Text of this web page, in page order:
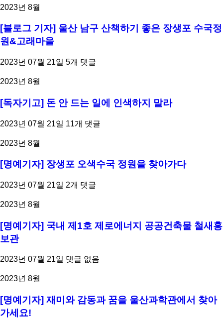
2023년 8월
[블로그 기자] 울산 남구 산책하기 좋은 장생포 수국정
원&고래마을
2023년 07월 21일 5개 댓글
2023년 8월
[독자기고] 돈 안 드는 일에 인색하지 말라
2023년 07월 21일 11개 댓글
2023년 8월
[명예기자] 장생포 오색수국 정원을 찾아가다
2023년 07월 21일 2개 댓글
2023년 8월
[명예기자] 국내 제1호 제로에너지 공공건축물 철새홍
보관
2023년 07월 21일 댓글 없음
2023년 8월
[명예기자] 재미와 감동과 꿈을 울산과학관에서 찾아
가세요!